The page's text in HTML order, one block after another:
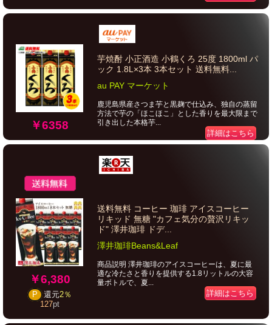
￥6358
芋焼酎 小正酒造 小鶴くろ 25度 1800ml パ
ック 1.8L×3本 3本セット 送料無料...
au PAY マーケット
鹿児島県産さつま芋と黒麹で仕込み、独自の蒸留
方法で芋の「ほこほこ」とした香りを最大限まで
引き出した本格芋...
詳細はこちら
￥6,380
P 還元2％
127pt
送料無料 コーヒー 珈琲 アイスコーヒー
リキッド 無糖 "カフェ気分の贅沢リキッ
ド" 澤井珈琲 ドデ...
澤井珈琲Beans&Leaf
商品説明 澤井珈琲のアイスコーヒーは、夏に最
適な冷たさと香りを提供する1.8リットルの大容
量ボトルで、夏...
詳細はこちら